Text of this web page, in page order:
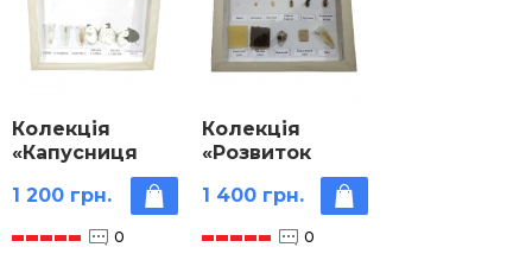
Колекція
«Капусниця
розвиток»
1 200 грн.
0
Колекція
«Розвиток
медоносної
бджоли»
1 400 грн.
0